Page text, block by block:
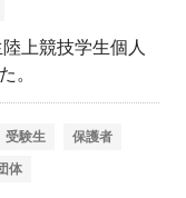
上競技学生個人
。
受験生 保護者
体